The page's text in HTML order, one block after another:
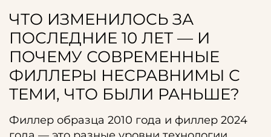
ЧТО ИЗМЕНИЛОСЬ ЗА
ПОСЛЕДНИЕ 10 ЛЕТ — И
ПОЧЕМУ СОВРЕМЕННЫЕ
ФИЛЛЕРЫ НЕСРАВНИМЫ С
ТЕМИ, ЧТО БЫЛИ РАНЬШЕ?
Филлер образца 2010 года и филлер 2024